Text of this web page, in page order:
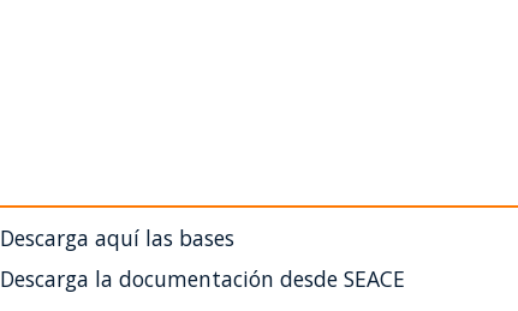
Descarga aquí las bases
Descarga la documentación desde SEACE